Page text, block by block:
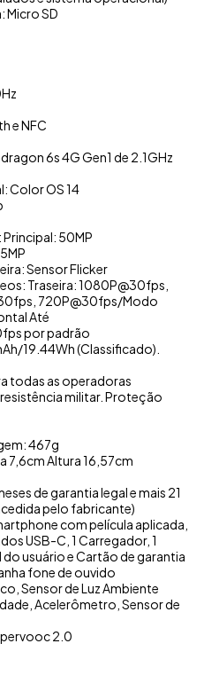
Micro SD
e NFC
6s 4G Gen1 de 2.1GHz
Color OS 14
50MP
Sensor Flicker
Traseira: 1080P@30fps,
720P@30fps/Modo
Até
por padrão
19.44Wh (Classificado).
todas as operadoras
militar. Proteção
467g
7,6cm Altura 16,57cm
de garantia legal e mais 21
pelo fabricante)
com película aplicada,
USB-C, 1 Carregador, 1
do usuário e Cartão de garantia
fone de ouvido
Sensor de Luz Ambiente
Acelerômetro, Sensor de
2.0